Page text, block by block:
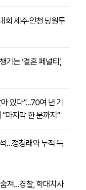
회 제주·인천 당원투
기는 ‘결혼 페널티’,
있다”…70여 년 기
“마지막 한 분까지”
…정청래와 누적 득
져…경찰, 학대치사